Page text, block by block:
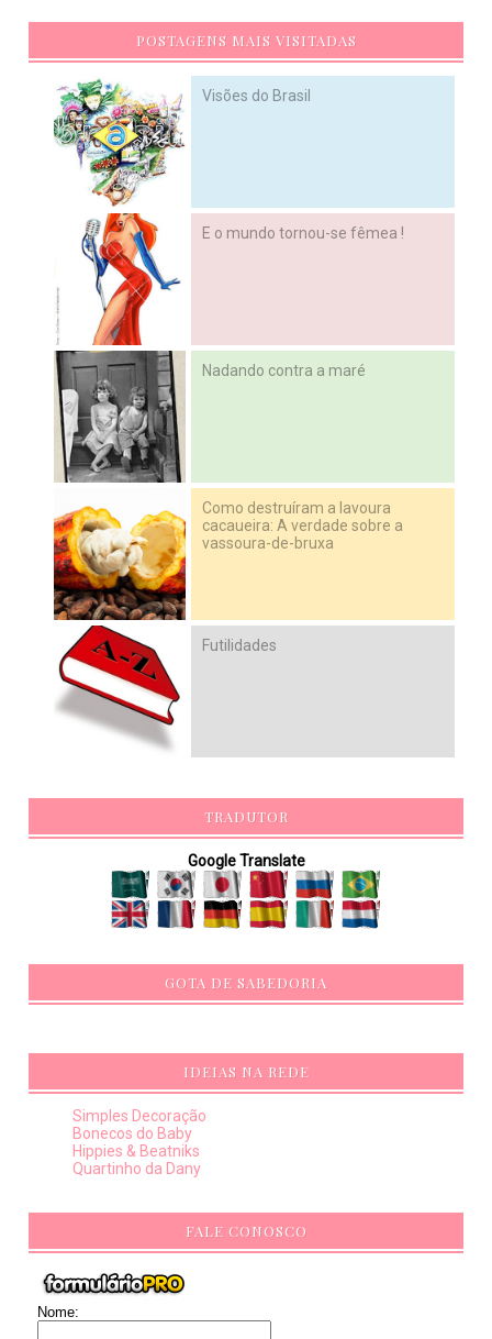
POSTAGENS MAIS VISITADAS
Visões do Brasil
E o mundo tornou-se fêmea !
Nadando contra a maré
Como destruíram a lavoura
cacaueira: A verdade sobre a
vassoura-de-bruxa
Futilidades
TRADUTOR
Google Translate
GOTA DE SABEDORIA
IDEIAS NA REDE
Simples Decoração
Bonecos do Baby
Hippies & Beatniks
Quartinho da Dany
FALE CONOSCO
Nome: